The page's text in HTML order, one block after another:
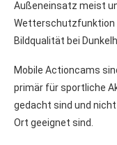
Außeneinsatz meist
Wetterschutzfunktion
Bildqualität bei
Mobile Actioncams
primär für sportliche
gedacht sind und
Ort geeignet sind.